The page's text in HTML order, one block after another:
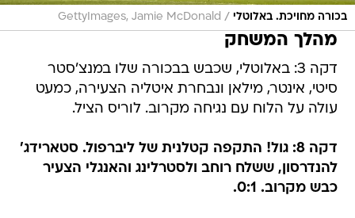
בכורה מחויכת. באלוטלי /
GettyImages, Jamie McDonald
מהלך המשחק
דקה 3: באלוטלי, שכבש בבכורה שלו במנצ'סטר
סיטי, אינטר, מילאן ונבחרת איטליה הצעירה, כמעט
עולה על הלוח עם נגיחה מקרוב. לוריס הציל.
דקה 8: גול! התקפה קטלנית של ליברפול. סטארידג'
להנדרסון, ששלח רוחב ולסטרלינג והאנגלי הצעיר
כבש מקרוב. 0:1.